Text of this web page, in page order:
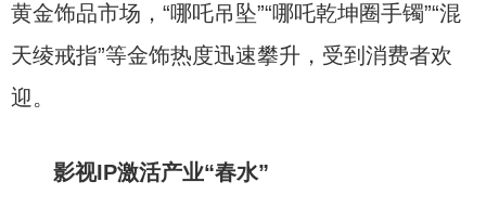
黄金饰品市场，“哪吒吊坠”“哪吒乾坤圈手镯”“混
天绫戒指”等金饰热度迅速攀升，受到消费者欢
迎。
影视IP激活产业“春水”